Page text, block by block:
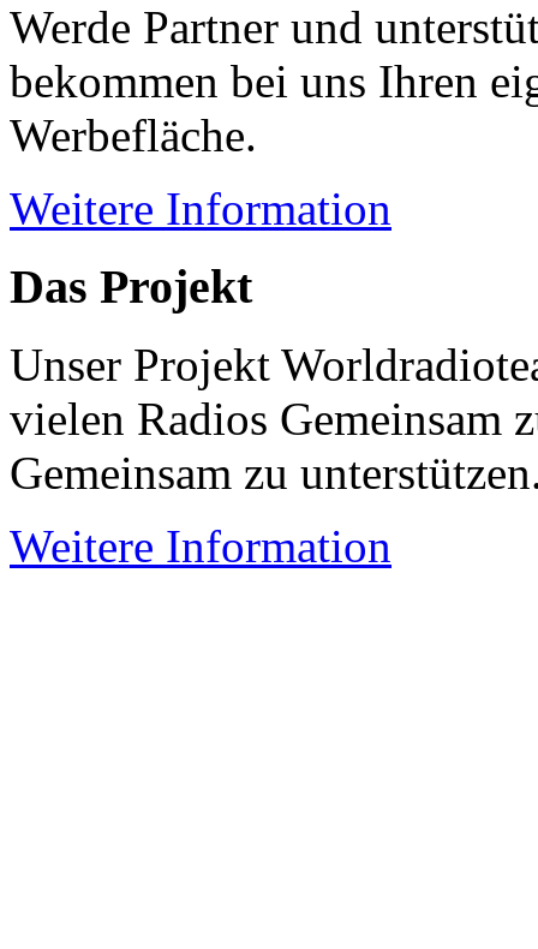
Werde Partner und
bekommen bei uns Ihren
Werbefläche.
Weitere Information
Das Projekt
Unser Projekt
vielen Radios Gemeinsam
Gemeinsam zu
Weitere Information